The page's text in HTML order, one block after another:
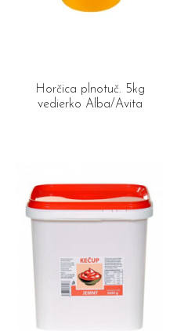
Horčica plnotuč. 5kg
vedierko Alba/Avita